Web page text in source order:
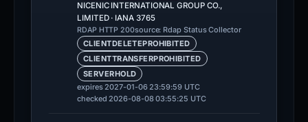
NICENIC INTERNATIONAL GROUP CO.,
LIMITED · IANA 3765
RDAP HTTP 200source: Rdap Status Collector
CLIENTDELETEPROHIBITED
CLIENTTRANSFERPROHIBITED
SERVERHOLD
expires 2027-01-06 23:59:59 UTC
checked 2026-08-08 03:55:25 UTC